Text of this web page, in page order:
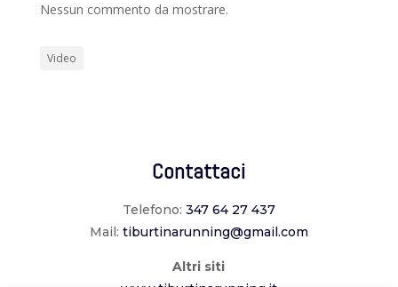
Nessun commento da mostrare.
Video
Contattaci
Telefono: 347 64 27 437
Mail: tiburtinarunning@gmail.com
Altri siti